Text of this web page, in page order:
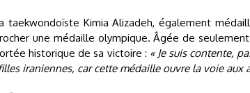
taekwondoïste Kimia Alizadeh, également
une médaille olympique. Âgée de
historique de sa victoire : « Je suis contente,
iraniennes, car cette médaille ouvre la voie